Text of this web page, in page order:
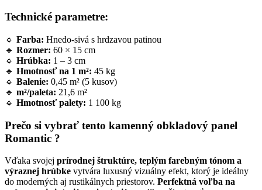
Technické parametre:
🔹 Farba: Hnedo-sivá s hrdzavou patinou
🔹 Rozmer: 60 × 15 cm
🔹 Hrúbka: 1 – 3 cm
🔹 Hmotnosť na 1 m²: 45 kg
🔹 Balenie: 0,45 m² (5 kusov)
🔹 m²/paleta: 21,6 m²
🔹 Hmotnosť palety: 1 100 kg
Prečo si vybrať tento kamenný obkladový panel
Romantic ?
Vďaka svojej prírodnej štruktúre, teplým farebným tónom a
výraznej hrúbke vytvára luxusný vizuálny efekt, ktorý je ideálny
do moderných aj rustikálnych priestorov. Perfektná voľba na